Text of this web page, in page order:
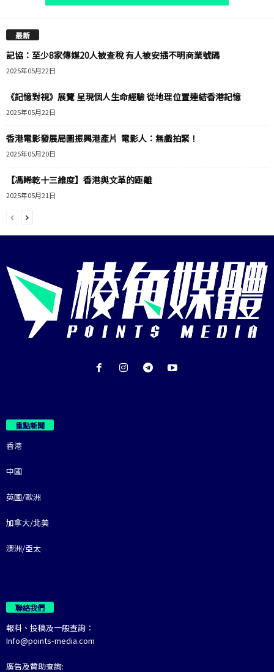
最新
記協：至少8家傳媒20人被查稅 有人被安插不明商業號碼
2025年05月22日
《記憶對視》展覽 呈現個人生命經驗 從地理位置連結香港記憶
2025年05月22日
香港電影發展局圖振興港產片 電影人：無戲拍緊！
2025年05月20日
【馮睎乾十三維度】香港與文革的距離
2025年05月21日
重點新聞
香港
中國
英國/歐洲
加拿大/北美
澳洲/亞太
聯絡我們
報料、投稿及一般查詢：
Info@points-media.com
廣告及贊助查詢: